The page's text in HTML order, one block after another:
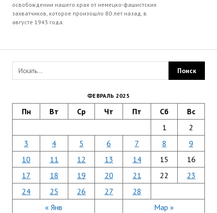
освобождении нашего края от немецко-фашистских
захватчиков, которое произошло 80 лет назад, в
августе 1943 года.
ФЕВРАЛЬ 2025
Пн Вт Ср Чт Пт Сб Вс
« Янв Мар »
1
2
3
4 5 6 7 8
9
10
11 12 13 14 15
16
17
18 19 20 21 22
23
24
25 26 27 28